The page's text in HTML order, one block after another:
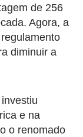
de 256
Agora, a
diminuir a
e na
o renomado